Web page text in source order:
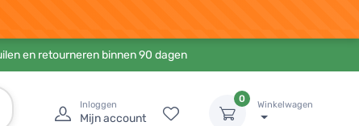
en retourneren binnen 90 dagen
Inloggen
Mijn account
0
Winkelwagen